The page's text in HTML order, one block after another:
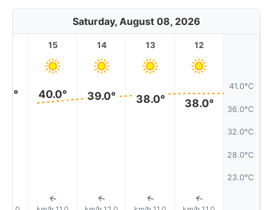
Saturday, August 08, 2026
41.0°C
36.0°C
32.0°C
28.0°C
23.0°C
12
38.0°
↑
13
38.0°
↑
14
39.0°
↑
15
40.0°
↑